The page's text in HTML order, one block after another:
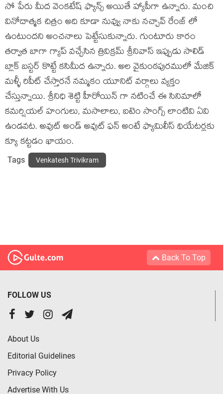
సో పేరు మీద వెంకటేష్ ఫ్యాన్స్ అయితే హ్యాపీగా ఉన్నారు. మంచి
వినోదాత్మక చిత్రం అది కూడా నువ్వు నాకు నచ్చావ్ రేంజ్ లో
ఉంటుందని అంచనాలు పెట్టేసుకున్నారు. గుంటూరు కారం
తర్వాత బాగా గ్యాప్ వచ్చేసిన త్రివిక్రమ్ శ్రీనివాస్ ఇప్పుడు సాలిడ్
బ్లాక్ బస్టర్ కొట్టే కసిమీద ఉన్నారు. అల వైకుంఠపురములో మేజిక్
మళ్ళీ రిపీట్ చేస్తారనే నమ్మకం యూనిట్ వర్గాలు వ్యక్తం
చేస్తున్నాయి. శ్రీనిధి శెట్టి హీరోయిన్ గా నటించే ఈ సినిమాలో
కమర్షియల్ హంగులు, మసాలాలు, ఐటెం సాంగ్స్ లాంటివి ఏవి
ఉండవట. అవుట్ అండ్ అవుట్ ఫన్ అంటే ఫ్యామిలీస్ థియేటర్లకు
క్యూ కట్టడం ఖాయం.
Tags Venkatesh Trivikram
Back To Top
FOLLOW US
About Us
Editorial Guidelines
Privacy Policy
Advertise With Us